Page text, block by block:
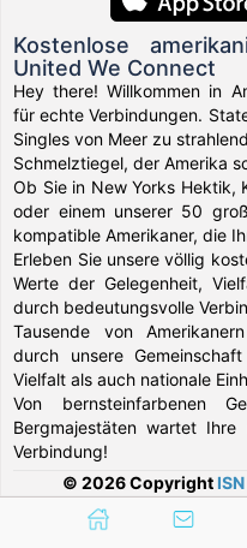
Kostenlose
United We Connect
Hey there! Willkommen in
für echte Verbindungen.
Singles von Meer zu
Schmelztiegel, der Amerika
Ob Sie in New Yorks Hektik,
oder einem unserer 50
kompatible Amerikaner, die
Erleben Sie unsere völlig
Werte der Gelegenheit,
durch bedeutungsvolle
Tausende von
durch unsere
Vielfalt als auch nationale
Von bernsteinfarbenen
Bergmajestäten wartet Ihre
Verbindung!
© 2026 Copyright